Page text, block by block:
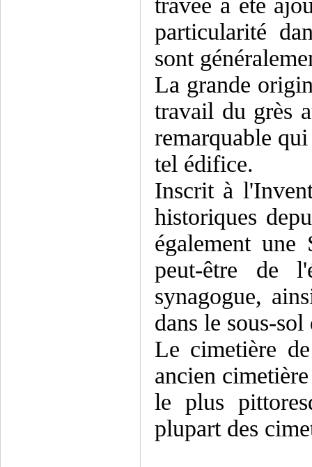
particularité
sont
La grande
travail du grès
remarquable
tel édifice.
Inscrit à
historiques
également
peut-être de
synagogue,
dans le sous-
Le cimetière
ancien
le plus
plupart des